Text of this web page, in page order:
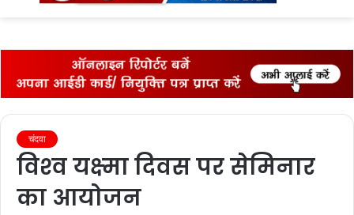
चंदवा
विश्‍व यक्ष्‍मा दिवस पर सेमिनार
का आयोजन